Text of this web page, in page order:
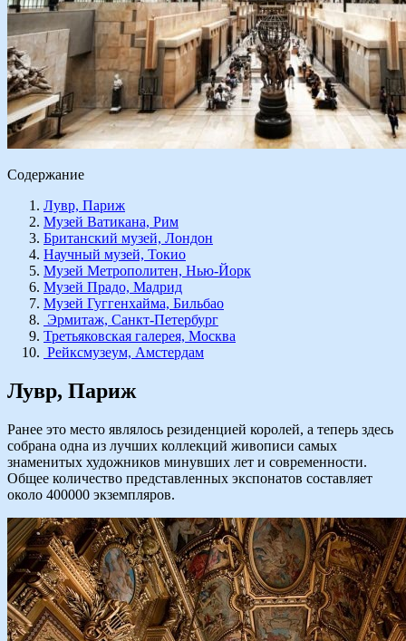
Содержание
Лувр, Париж
Музей Ватикана, Рим
Британский музей, Лондон
Научный музей, Токио
Музей Метрополитен, Нью-Йорк
Музей Прадо, Мадрид
Музей Гуггенхайма, Бильбао
Эрмитаж, Санкт-Петербург
Третьяковская галерея, Москва
Рейксмузеум, Амстердам
Лувр, Париж
Ранее это место являлось резиденцией королей, а теперь здесь
собрана одна из лучших коллекций живописи самых
знаменитых художников минувших лет и современности.
Общее количество представленных экспонатов составляет
около 400000 экземпляров.